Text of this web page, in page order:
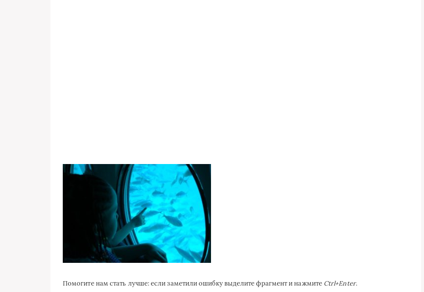
Помогите нам стать лучше: если заметили ошибку выделите фрагмент и нажмите Ctrl+Enter.